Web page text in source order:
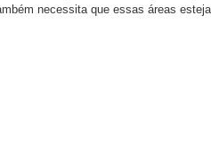
necessita que essas áreas